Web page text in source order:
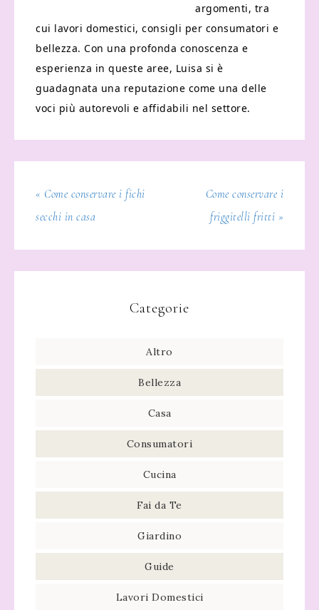
argomenti, tra
cui lavori domestici, consigli per consumatori e
bellezza. Con una profonda conoscenza e
esperienza in queste aree, Luisa si è
guadagnata una reputazione come una delle
voci più autorevoli e affidabili nel settore.
« Come conservare i fichi
secchi in casa​
Come conservare i
friggitelli fritti​ »
Categorie
Altro
Bellezza
Casa
Consumatori
Cucina
Fai da Te
Giardino
Guide
Lavori Domestici